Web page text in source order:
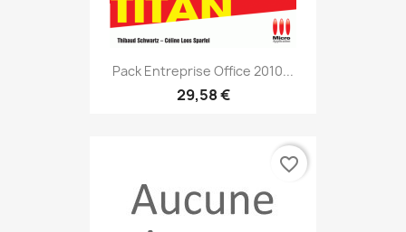
Pack Entreprise Office 2010...
29,58 €
favorite_border